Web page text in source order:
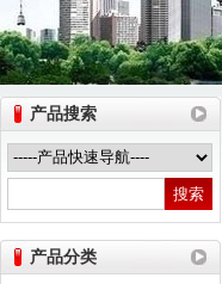
热之点实验室设备（上海）有限公司
产品搜索
产品分类